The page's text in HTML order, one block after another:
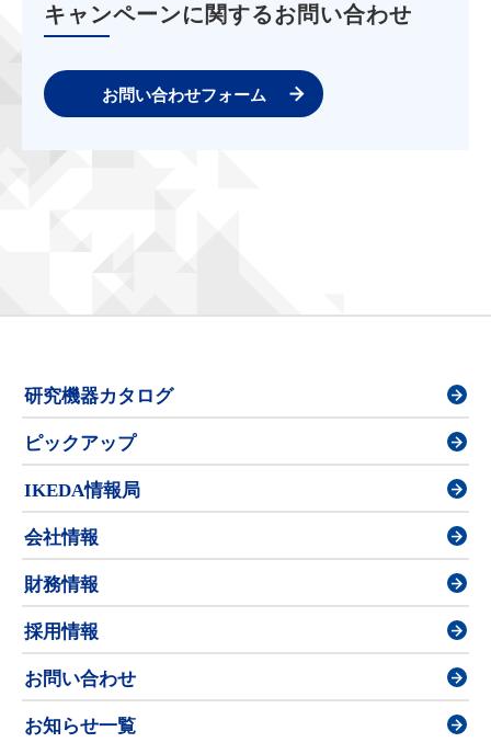
キャンペーンに関するお問い合わせ
お問い合わせフォーム
研究機器カタログ
ピックアップ
IKEDA情報局
会社情報
財務情報
採用情報
お問い合わせ
お知らせ一覧